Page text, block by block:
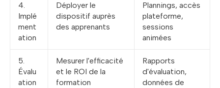
4.
Implé
ment
ation
Déployer le
dispositif auprès
des apprenants
Plannings, accès
plateforme,
sessions
animées
5.
Évalu
ation
Mesurer l'efficacité
et le ROI de la
formation
Rapports
d'évaluation,
données de